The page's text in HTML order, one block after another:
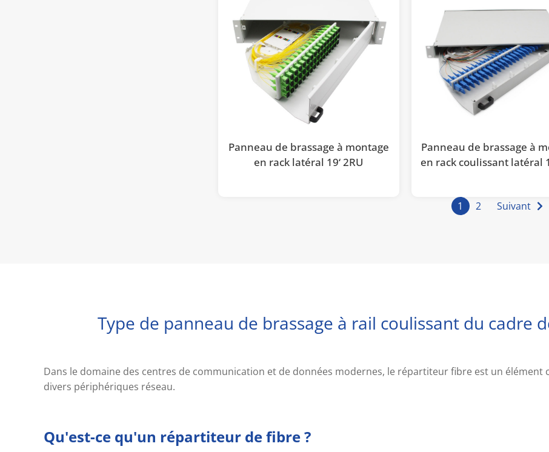
Panneau de brassage à montage
en rack latéral 19‘ 2RU
Panneau de brassage à
en rack coulissant latéral
1 2 Suivant
Type de panneau de brassage à rail coulissant du cadre
Dans le domaine des centres de communication et de données modernes, le répartiteur fibre est un
divers périphériques réseau.
Qu'est-ce qu'un répartiteur de fibre ?